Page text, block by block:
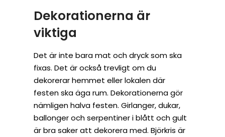
Dekorationerna är
viktiga
Det är inte bara mat och dryck som ska
fixas. Det är också trevligt om du
dekorerar hemmet eller lokalen där
festen ska äga rum. Dekorationerna gör
nämligen halva festen. Girlanger, dukar,
ballonger och serpentiner i blått och gult
är bra saker att dekorera med. Björkris är